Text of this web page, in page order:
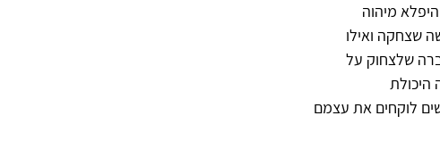
מיהוה
שצחקה ואילו
שלצחוק על
היכולת
לוקחים את עצמם